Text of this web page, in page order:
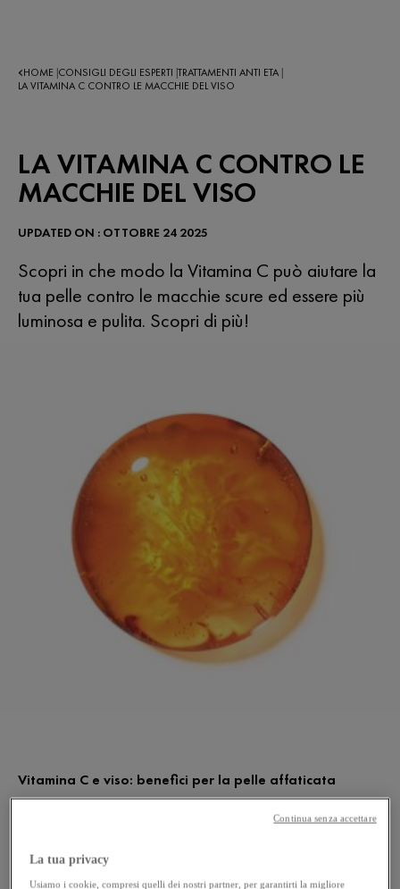
HOME CONSIGLI DEGLI ESPERTI TRATTAMENTI ANTI ETA
LA VITAMINA C CONTRO LE MACCHIE DEL VISO
LA VITAMINA C CONTRO LE
MACCHIE DEL VISO
Scopri in che modo la Vitamina C può aiutare la
tua pelle contro le macchie scure ed essere più
luminosa e pulita. Scopri di più!
UPDATED ON : OTTOBRE 24 2025
Vitamina C e viso: benefici per la pelle affaticata
Agenti esterni come inquinamento e raggi UV possono far
ossidativo, collegato all’ambiente e allo stile di vita, può
La tua privacy
Usiamo i cookie, compresi quelli dei nostri partner, per garantirti la migliore
Continua senza accettare